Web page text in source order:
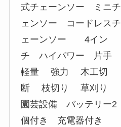
式チェーンソー ミニチ
ェンソー コードレスチ
ェーンソー 4イン
チ ハイパワー 片手
軽量 強力 木工切
断 枝切り 草刈り
園芸設備 バッテリー2
個付き 充電器付き